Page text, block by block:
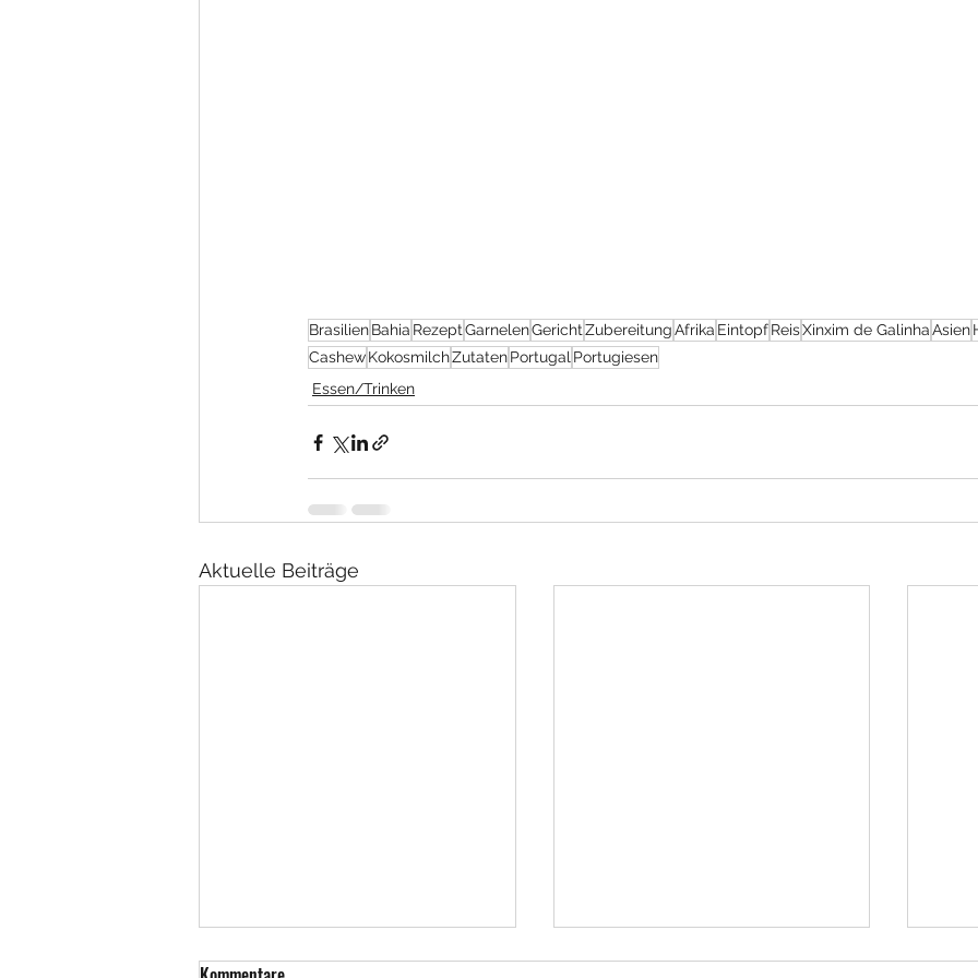
BrasilienBahia RezeptGarnelenGerichtZubereitungAfrika EintopfReisXinxim de GalinhaAsien
CashewKokosmilchZutatenPortugalPortugiesen
Essen/Trinken
Aktuelle Beiträge